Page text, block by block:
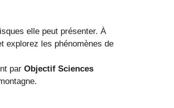
elle peut présenter. À
explorez les phénomènes de
par Objectif Sciences